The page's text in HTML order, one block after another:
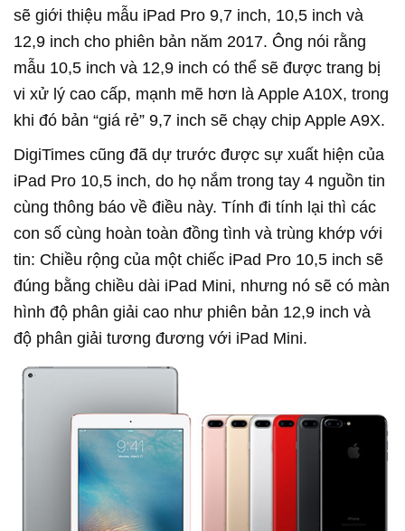
sẽ giới thiệu mẫu iPad Pro 9,7 inch, 10,5 inch và
12,9 inch cho phiên bản năm 2017. Ông nói rằng
mẫu 10,5 inch và 12,9 inch có thể sẽ được trang bị
vi xử lý cao cấp, mạnh mẽ hơn là Apple A10X, trong
khi đó bản “giá rẻ” 9,7 inch sẽ chạy chip Apple A9X.
DigiTimes cũng đã dự trước được sự xuất hiện của
iPad Pro 10,5 inch, do họ nắm trong tay 4 nguồn tin
cùng thông báo về điều này. Tính đi tính lại thì các
con số cùng hoàn toàn đồng tình và trùng khớp với
tin: Chiều rộng của một chiếc iPad Pro 10,5 inch sẽ
đúng bằng chiều dài iPad Mini, nhưng nó sẽ có màn
hình độ phân giải cao như phiên bản 12,9 inch và
độ phân giải tương đương với iPad Mini.